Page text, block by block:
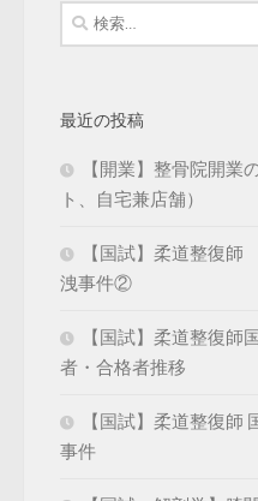
検
索:
最近の投稿
【開業】整骨院開業
ト、自宅兼店舗）
【国試】柔道整復
洩事件②
【国試】柔道整復
者・合格者推移
【国試】柔道整復師
事件